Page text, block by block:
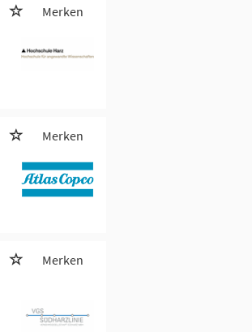
Merken
Merken
Merken